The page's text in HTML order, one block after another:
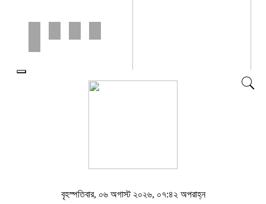
বৃহস্পতিবার, ০৬ অগাস্ট ২০২৬, ০৭:৪২ অপরাহ্ন